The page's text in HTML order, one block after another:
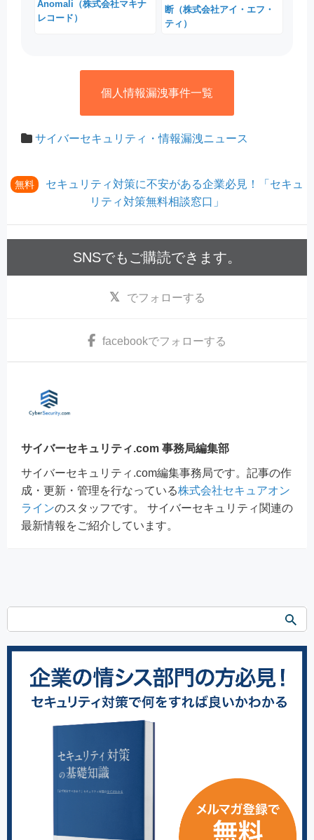
Anomali（株式会社マキナ
レコード）
断（株式会社アイ・エフ・
ティ）
個人情報漏洩事件一覧
サイバーセキュリティ・情報漏洩ニュース
無料
セキュリティ対策に不安がある企業必見！「セキュ
リティ対策無料相談窓口」
SNSでもご購読できます。
でフォローする
facebookでフォローする
サイバーセキュリティ.com 事務局編集部
サイバーセキュリティ.com編集事務局です。記事の作
成・更新・管理を行なっている株式会社セキュアオン
ラインのスタッフです。 サイバーセキュリティ関連の
最新情報をご紹介しています。